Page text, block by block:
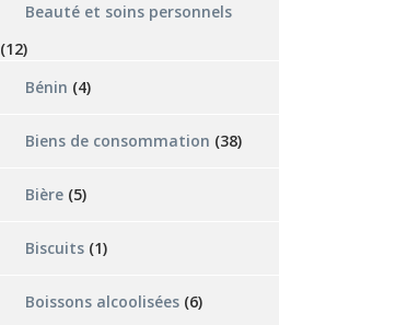
Beauté et soins personnels
(12)
Bénin (4)
Biens de consommation (38)
Bière (5)
Biscuits (1)
Boissons alcoolisées (6)